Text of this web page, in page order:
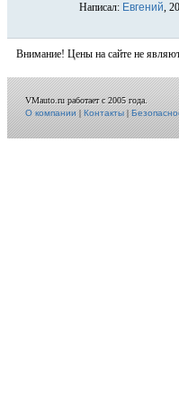
Написал: Евгений,
Внимание! Цены на сайте не
VMauto.ru работает с 2005 года.
О компании|Контакты|